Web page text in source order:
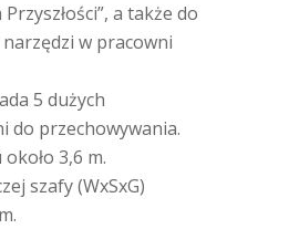
a także do
w pracowni
5 dużych
do przechowywania.
3,6 m.
szafy (WxSxG)